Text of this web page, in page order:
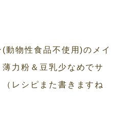
動物性食品不使用)のメイ
力粉＆豆乳少なめでサ
レシピまた書きますね